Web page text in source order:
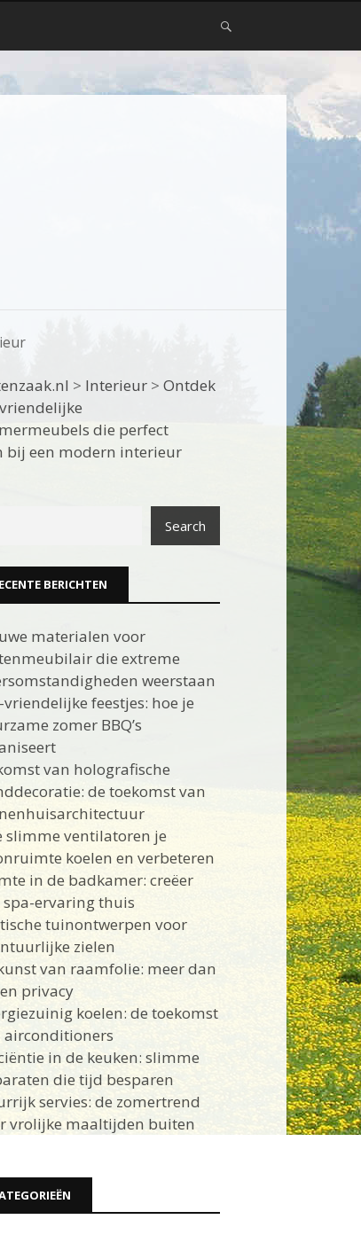
> Interieur >Ontdek
die perfect
bij een modern interieur
Search
BERICHTEN
materialen voor
die extreme
weerstaan
vriendelijke feestjes: hoe je
zomer BBQ’s
van holografische
de toekomst van
slimme ventilatoren je
koelen en verbeteren
in de badkamer: creëer
spa-ervaring thuis
tuinontwerpen voor
zielen
van raamfolie: meer dan
privacy
koelen: de toekomst
airconditioners
in de keuken: slimme
die tijd besparen
servies: de zomertrend
vrolijke maaltijden buiten